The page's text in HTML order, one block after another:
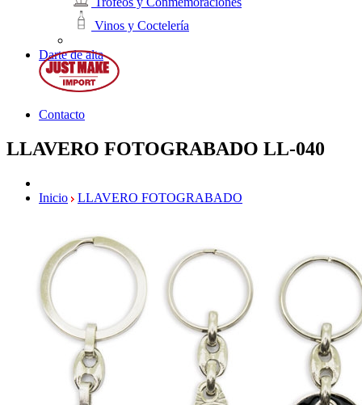
Vinos y Coctelería
Darte de alta
Contacto
LLAVERO FOTOGRABADO LL-040
Inicio LLAVERO FOTOGRABADO